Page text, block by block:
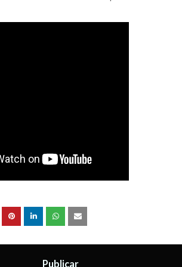
Publicar